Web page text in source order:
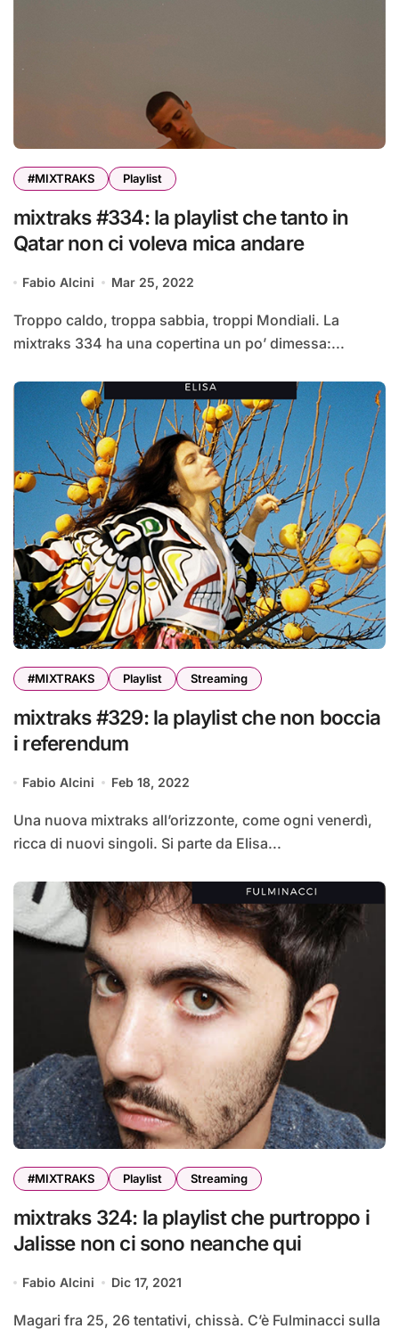
#MIXTRAKS Playlist
mixtraks #334: la playlist che tanto in
Qatar non ci voleva mica andare
Fabio Alcini Mar 25, 2022
Troppo caldo, troppa sabbia, troppi Mondiali. La
mixtraks 334 ha una copertina un po’ dimessa:...
#MIXTRAKS Playlist Streaming
mixtraks #329: la playlist che non boccia
i referendum
Fabio Alcini Feb 18, 2022
Una nuova mixtraks all’orizzonte, come ogni venerdì,
ricca di nuovi singoli. Si parte da Elisa...
#MIXTRAKS Playlist Streaming
mixtraks 324: la playlist che purtroppo i
Jalisse non ci sono neanche qui
Fabio Alcini Dic 17, 2021
Magari fra 25, 26 tentativi, chissà. C’è Fulminacci sulla